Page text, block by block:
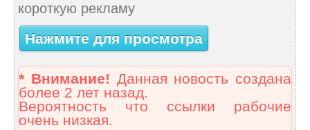
короткую рекламу
Нажмите для просмотра
* Внимание! Данная новость создана
более 2 лет назад.
Вероятность что ссылки рабочие
очень низкая.